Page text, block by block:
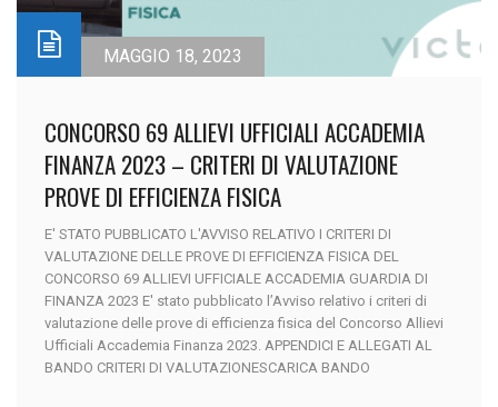
MAGGIO 18, 2023
CONCORSO 69 ALLIEVI UFFICIALI ACCADEMIA
FINANZA 2023 – CRITERI DI VALUTAZIONE
PROVE DI EFFICIENZA FISICA
E' STATO PUBBLICATO L'AVVISO RELATIVO I CRITERI DI
VALUTAZIONE DELLE PROVE DI EFFICIENZA FISICA DEL
CONCORSO 69 ALLIEVI UFFICIALE ACCADEMIA GUARDIA DI
FINANZA 2023 E' stato pubblicato l’Avviso relativo i criteri di
valutazione delle prove di efficienza fisica del Concorso Allievi
Ufficiali Accademia Finanza 2023. APPENDICI E ALLEGATI AL
BANDO CRITERI DI VALUTAZIONESCARICA BANDO